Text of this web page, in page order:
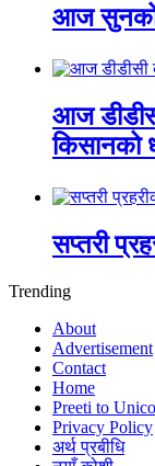
आज सुनको
आज
किसानको
सप्तरी
Trending
About
Advertisement
Contact
Home
Preeti to
Privacy Policy
अर्थ प्रबीधि